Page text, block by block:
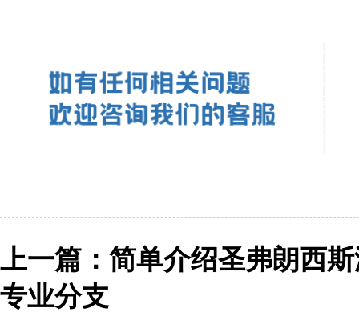
上一篇： 简单介绍圣弗朗西
专业分支